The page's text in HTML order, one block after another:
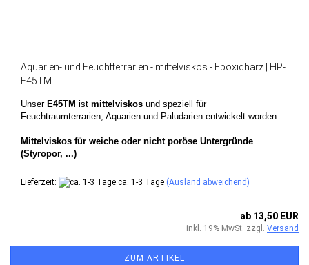
Aquarien- und Feuchtterrarien - mittelviskos - Epoxidharz | HP-
E45TM
Unser E45TM ist mittelviskos und speziell für
Feuchtraumterrarien, Aquarien und Paludarien entwickelt worden.
Mittelviskos für weiche oder nicht poröse Untergründe
(Styropor, ...)
Lieferzeit: ca. 1-3 Tage (Ausland abweichend)
ab 13,50 EUR
inkl. 19% MwSt. zzgl. Versand
ZUM ARTIKEL